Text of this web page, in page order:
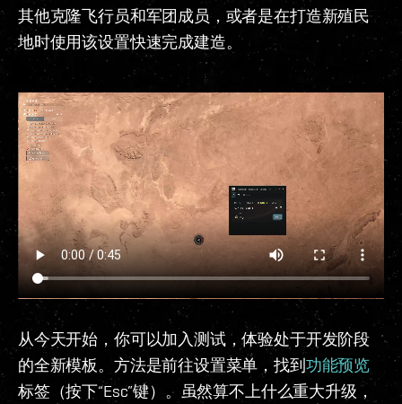
其他克隆飞行员和军团成员，或者是在打造新殖民
地时使用该设置快速完成建造。
从今天开始，你可以加入测试，体验处于开发阶段
的全新模板。方法是前往设置菜单，找到功能预览
标签（按下“Esc”键）。虽然算不上什么重大升级，